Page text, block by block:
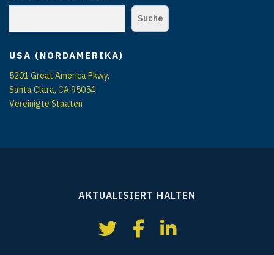
Suche
USA (NORDAMERIKA)
5201 Great America Pkwy,
Santa Clara, CA 95054
Vereinigte Staaten
AKTUALISIERT HALTEN